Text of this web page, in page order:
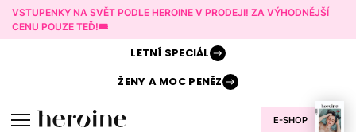
VSTUPENKY NA SVĚT PODLE HEROINE V PRODEJI! ZA VÝHODNĚJŠÍ
CENU POUZE TEĎ!🎟️
E-SHOP
LETNÍ SPECIÁL
ŽENY AMOC PENĚZ